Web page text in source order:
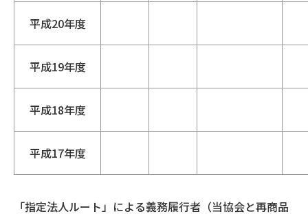
平成20年度
平成19年度
平成18年度
平成17年度
「指定法人ルート」による義務履行者（当協会と再商品